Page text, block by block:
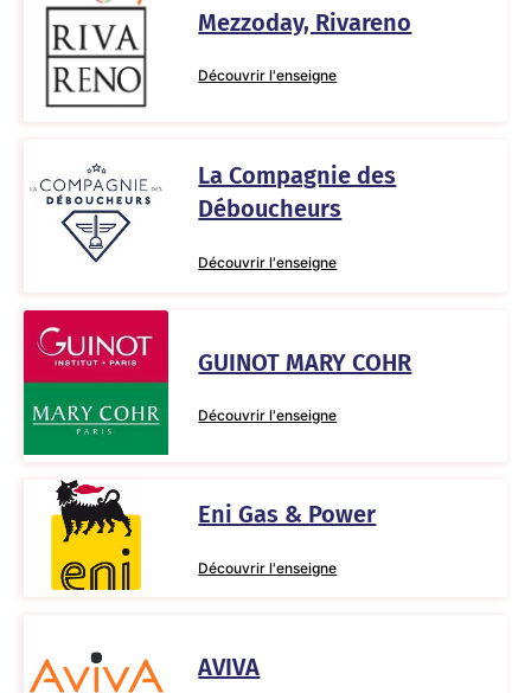
Mezzoday, Rivareno
Découvrir l'enseigne
La Compagnie des
Déboucheurs
Découvrir l'enseigne
GUINOT MARY COHR
Découvrir l'enseigne
Eni Gas & Power
Découvrir l'enseigne
AVIVA